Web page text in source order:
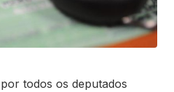
todos os deputados